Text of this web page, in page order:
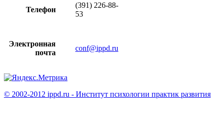
Телефон
(391) 226-88-
53
Электронная
почта
conf@ippd.ru
© 2002-2012 ippd.ru - Институт психологии практик развития